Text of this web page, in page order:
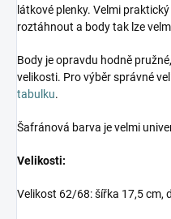
látkové plenky. Velmi
roztáhnout a body tak lze
Body je opravdu hodně
velikosti. Pro výběr správné
tabulku.
Šafránová barva je velmi
Velikosti:
Velikost 62/68: šířka 17,5 cm,